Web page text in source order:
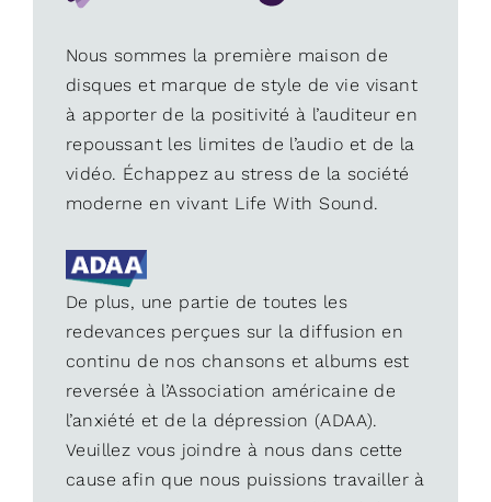
Nous sommes la première maison de
disques et marque de style de vie visant
à apporter de la positivité à l’auditeur en
repoussant les limites de l’audio et de la
vidéo. Échappez au stress de la société
moderne en vivant Life With Sound.
De plus, une partie de toutes les
redevances perçues sur la diffusion en
continu de nos chansons et albums est
reversée à l’Association américaine de
l’anxiété et de la dépression (ADAA).
Veuillez vous joindre à nous dans cette
cause afin que nous puissions travailler à